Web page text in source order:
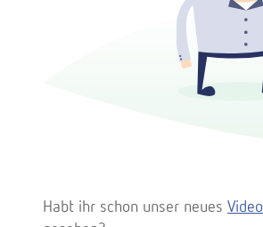
Habt ihr schon unser neues Video